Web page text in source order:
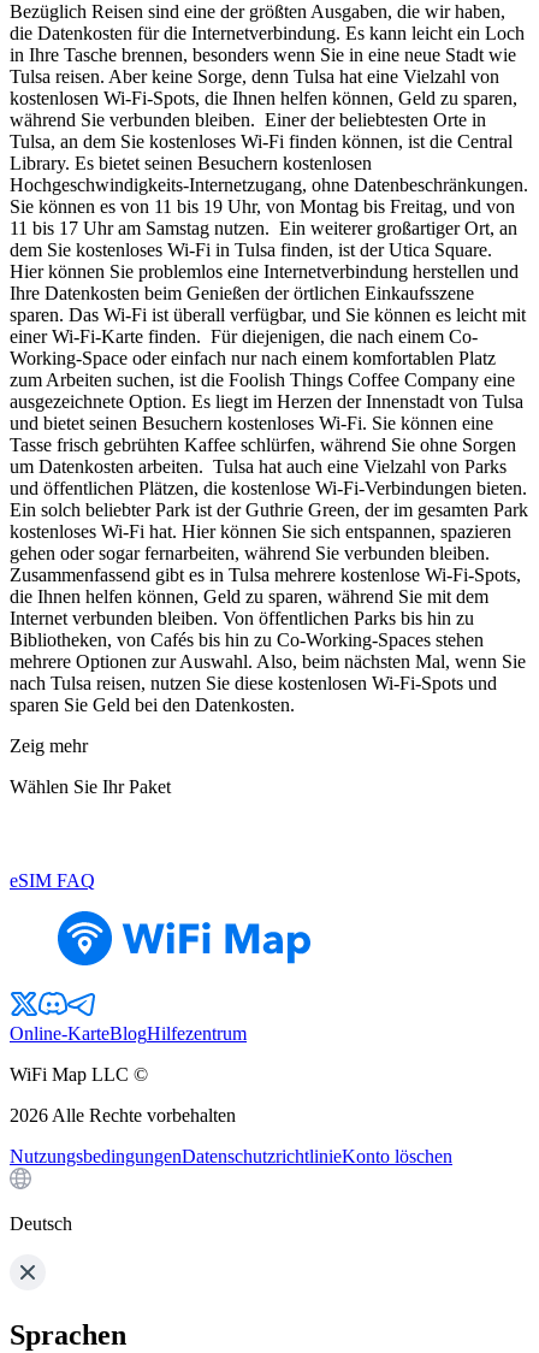
Bezüglich Reisen sind eine der größten Ausgaben, die wir haben,
die Datenkosten für die Internetverbindung. Es kann leicht ein Loch
in Ihre Tasche brennen, besonders wenn Sie in eine neue Stadt wie
Tulsa reisen. Aber keine Sorge, denn Tulsa hat eine Vielzahl von
kostenlosen Wi-Fi-Spots, die Ihnen helfen können, Geld zu sparen,
während Sie verbunden bleiben. Einer der beliebtesten Orte in
Tulsa, an dem Sie kostenloses Wi-Fi finden können, ist die Central
Library. Es bietet seinen Besuchern kostenlosen
Hochgeschwindigkeits-Internetzugang, ohne Datenbeschränkungen.
Sie können es von 11 bis 19 Uhr, von Montag bis Freitag, und von
11 bis 17 Uhr am Samstag nutzen. Ein weiterer großartiger Ort, an
dem Sie kostenloses Wi-Fi in Tulsa finden, ist der Utica Square.
Hier können Sie problemlos eine Internetverbindung herstellen und
Ihre Datenkosten beim Genießen der örtlichen Einkaufsszene
sparen. Das Wi-Fi ist überall verfügbar, und Sie können es leicht mit
einer Wi-Fi-Karte finden. Für diejenigen, die nach einem Co-
Working-Space oder einfach nur nach einem komfortablen Platz
zum Arbeiten suchen, ist die Foolish Things Coffee Company eine
ausgezeichnete Option. Es liegt im Herzen der Innenstadt von Tulsa
und bietet seinen Besuchern kostenloses Wi-Fi. Sie können eine
Tasse frisch gebrühten Kaffee schlürfen, während Sie ohne Sorgen
um Datenkosten arbeiten. Tulsa hat auch eine Vielzahl von Parks
und öffentlichen Plätzen, die kostenlose Wi-Fi-Verbindungen bieten.
Ein solch beliebter Park ist der Guthrie Green, der im gesamten Park
kostenloses Wi-Fi hat. Hier können Sie sich entspannen, spazieren
gehen oder sogar fernarbeiten, während Sie verbunden bleiben.
Zusammenfassend gibt es in Tulsa mehrere kostenlose Wi-Fi-Spots,
die Ihnen helfen können, Geld zu sparen, während Sie mit dem
Internet verbunden bleiben. Von öffentlichen Parks bis hin zu
Bibliotheken, von Cafés bis hin zu Co-Working-Spaces stehen
mehrere Optionen zur Auswahl. Also, beim nächsten Mal, wenn Sie
nach Tulsa reisen, nutzen Sie diese kostenlosen Wi-Fi-Spots und
sparen Sie Geld bei den Datenkosten.
Zeig mehr
Wählen Sie Ihr Paket
eSIM FAQ
Online-KarteBlogHilfezentrum
WiFi Map LLC ©
2026 Alle Rechte vorbehalten
NutzungsbedingungenDatenschutzrichtlinieKonto löschen
Deutsch
Sprachen